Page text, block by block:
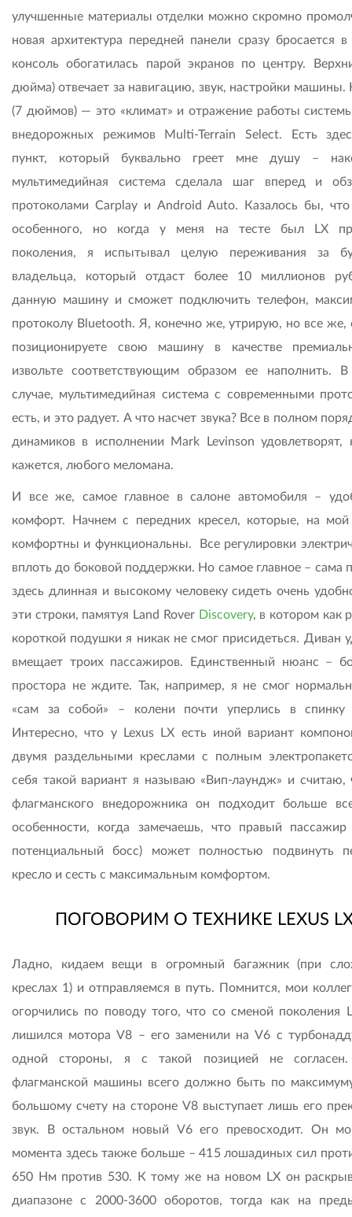
улучшенные материалы отделки можно скромно
новая архитектура передней панели сразу бросается в
консоль обогатилась парой экранов по центру.
дюйма) отвечает за навигацию, звук, настройки
(7 дюймов) — это «климат» и отражение работы
внедорожных режимов Multi-Terrain Select. Есть
пункт, который буквально греет мне душу –
мультимедийная система сделала шаг вперед и
протоколами Carplay и Android Auto. Казалось бы,
особенного, но когда у меня на тесте был LX
поколения, я испытывал целую переживания за
владельца, который отдаст более 10 миллионов
данную машину и сможет подключить телефон,
протоколу Bluetooth. Я, конечно же, утрирую, но все же,
позиционируете свою машину в качестве
извольте соответствующим образом ее наполнить.
случае, мультимедийная система с современными
есть, и это радует. А что насчет звука? Все в полном
динамиков в исполнении Mark Levinson удовлетворят,
кажется, любого меломана.
И все же, самое главное в салоне автомобиля –
комфорт. Начнем с передних кресел, которые, на мой
комфортны и функциональны. Все регулировки
вплоть до боковой поддержки. Но самое главное – сама
здесь длинная и высокому человеку сидеть очень
эти строки, памятуя Land Rover Discovery, в котором как
короткой подушки я никак не смог присидеться. Диван
вмещает троих пассажиров. Единственный нюанс –
простора не ждите. Так, например, я не смог
«сам за собой» – колени почти уперлись в спинку
Интересно, что у Lexus LX есть иной вариант
двумя раздельными креслами с полным
себя такой вариант я называю «Вип-лаундж» и считаю,
флагманского внедорожника он подходит больше
особенности, когда замечаешь, что правый
потенциальный босс) может полностью подвинуть
кресло и сесть с максимальным комфортом.
ПОГОВОРИМ О ТЕХНИКЕ LEXUS
Ладно, кидаем вещи в огромный багажник (при
креслах 1) и отправляемся в путь. Помнится, мои
огорчились по поводу того, что со сменой поколения
лишился мотора V8 – его заменили на V6 c
одной стороны, я с такой позицией не
флагманской машины всего должно быть по
большому счету на стороне V8 выступает лишь его
звук. В остальном новый V6 его превосходит. Он
момента здесь также больше – 415 лошадиных сил
650 Нм против 530. К тому же на новом LX он
диапазоне с 2000-3600 оборотов, тогда как на